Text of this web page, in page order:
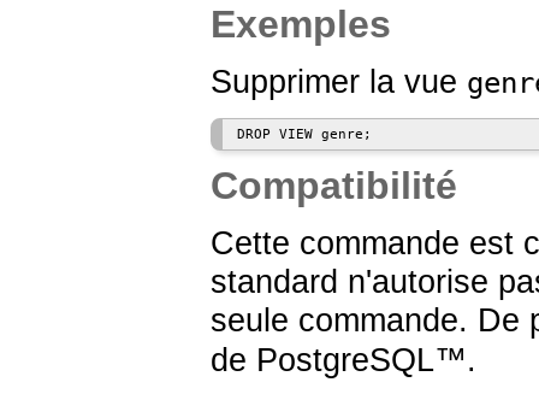
Exemples
Supprimer la vue
Compatibilité
Cette commande est
standard n'autorise
seule commande. De
de PostgreSQL™.